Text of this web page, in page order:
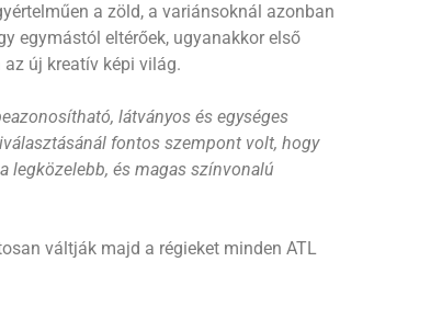
a zöld, a variánsoknál azonban
egymástól eltérőek, ugyanakkor első
új kreatív képi világ.
látványos és egységes
fontos szempont volt, hogy
legközelebb, és magas színvonalú
váltják majd a régieket minden ATL